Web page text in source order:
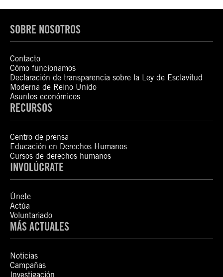
SOBRE NOSOTROS
Contacto
Cómo funcionamos
Declaración de transparencia sobre la Ley de Esclavitud
Moderna de Reino Unido
Asuntos económicos
RECURSOS
Centro de prensa
Educación en Derechos Humanos
Cursos de derechos humanos
INVOLÚCRATE
Únete
Actúa
Voluntariado
MÁS ACTUALES
Noticias
Campañas
Investigación